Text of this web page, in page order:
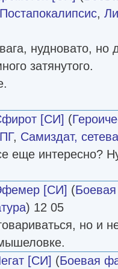
Постапокалипсис,
нудновато, но
затянутого.
[СИ] (
, Самиздат,
еще интересно?
[СИ] (
) 12 05
но и
[СИ] (Боевая